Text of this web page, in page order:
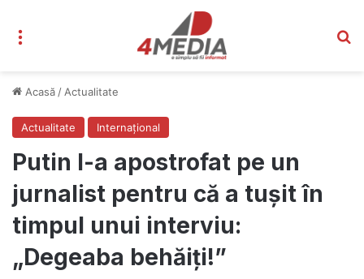
Acasă / Actualitate
Actualitate Internațional
Putin l-a apostrofat pe un
jurnalist pentru că a tuşit în
timpul unui interviu:
„Degeaba behăiţi!”